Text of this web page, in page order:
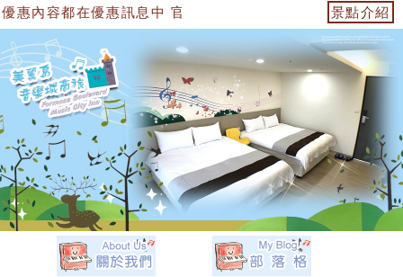
惠內容都在優惠訊息中 官方網站：https:// 景點介紹